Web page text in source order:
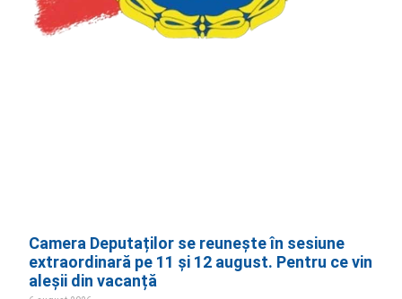
Camera Deputaților se reunește în sesiune
extraordinară pe 11 și 12 august. Pentru ce vin
aleșii din vacanță